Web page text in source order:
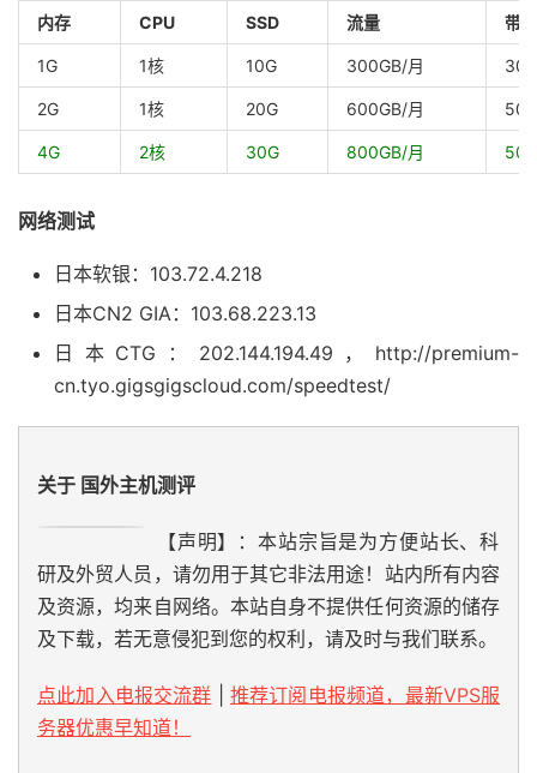
内存 CPU SSD 流量 带宽
1G 1核 10G 300GB/月
2G 1核 20G 600GB/月
4G 2核 30G 800GB/月
网络测试
日本软银：103.72.4.218
日本CN2 GIA：103.68.223.13
日本CTG：202.144.194.49，http://premium-
cn.tyo.gigsgigscloud.com/speedtest/
关于 国外主机测评
【声明】：本站宗旨是为方便站长、科
研及外贸人员，请勿用于其它非法用途！站内所有内容
及资源，均来自网络。本站自身不提供任何资源的储存
及下载，若无意侵犯到您的权利，请及时与我们联系。
点此加入电报交流群
推荐订阅电报频道，最新VPS服
务器优惠早知道！